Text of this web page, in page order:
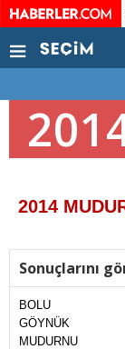
2014
Sonuçlarını
BOLU
GÖYNÜK
MUDURNU